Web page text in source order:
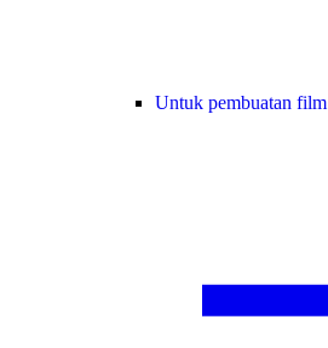
Untuk pembuatan film